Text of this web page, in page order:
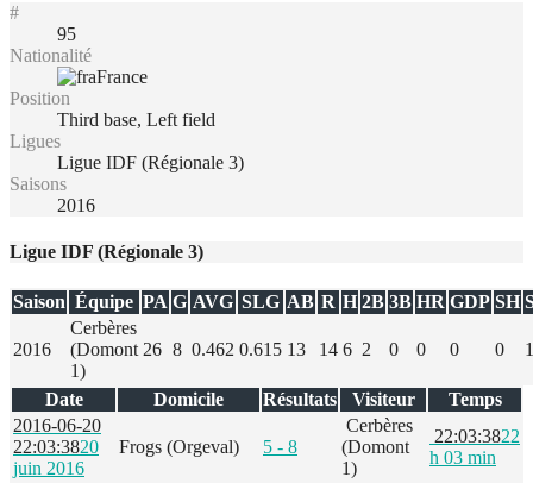
#
95
Nationalité
France
Position
Third base, Left field
Ligues
Ligue IDF (Régionale 3)
Saisons
2016
Ligue IDF (Régionale 3)
Saison Équipe PA G AVG SLG AB R H 2B 3B HR GDP SH
2016
Cerbères
(Domont
1)
26 8 0.462 0.615 13 14 6 2 0 0 0 0 1
Date Domicile Résultats Visiteur
Temps
2016-06-20
22:03:3820
juin 2016
Frogs (Orgeval) 5 - 8
Cerbères
(Domont
1)
22:03:3822
h 03 min